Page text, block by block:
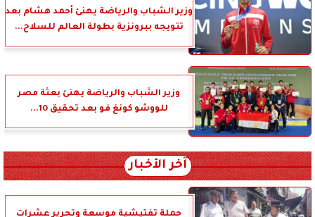
وزير الشباب والرياضة يهنئ أحمد هشام بعد
تتويجه ببرونزية بطولة العالم للسلاح...
وزير الشباب والرياضة يهنئ بعثة مصر
للووشو كونغ فو بعد تحقيق 10...
آخر الأخبار
حملة تفتيشية موسعة وتحرير عشرات